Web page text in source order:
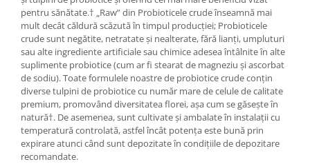
pentru sănătate.† „Raw” din Probioticele crude înseamnă mai
mult decât căldură scăzută în timpul producției; Probioticele
crude sunt negătite, netratate și nealterate, fără lianți, umpluturi
sau alte ingrediente artificiale sau chimice adesea întâlnite în alte
suplimente probiotice (cum ar fi stearat de magneziu și ascorbat
de sodiu). Toate formulele noastre de probiotice crude conțin
diverse tulpini de probiotice cu număr mare de celule de calitate
premium, promovând diversitatea florei, așa cum se găsește în
natură†. De asemenea, sunt cultivate și ambalate în instalații cu
temperatură controlată, astfel încât potența este bună prin
expirare atunci când sunt depozitate în condițiile de depozitare
recomandate.